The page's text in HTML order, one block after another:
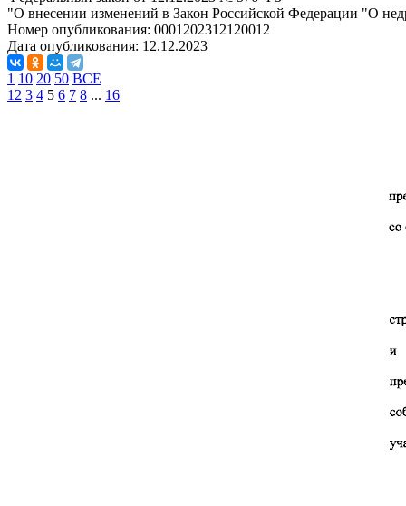
"О внесении изменений в Закон Российской Федерации "О
Номер опубликования: 0001202312120012
Дата опубликования: 12.12.2023
1 10 20 50 ВСЕ
1 2 3 4 5 6 7 8 ... 16